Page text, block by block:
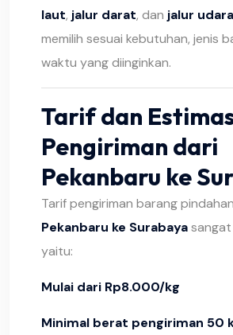
laut, jalur darat, dan jalur udara
memilih sesuai kebutuhan, jenis
waktu yang diinginkan.
Tarif dan
Pengiriman dari
Pekanbaru ke
Tarif pengiriman barang
Pekanbaru ke Surabaya
yaitu:
Mulai dari Rp8.000/kg
Minimal berat pengiriman 50